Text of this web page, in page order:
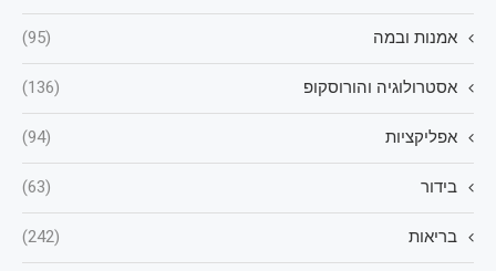
אמנות ובמה (95)
אסטרולוגיה והורוסקופ (136)
אפליקציות (94)
בידור (63)
בריאות (242)